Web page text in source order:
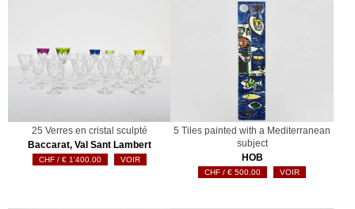
25 Verres en cristal sculpté
Baccarat, Val Sant Lambert
€1'400.00 VOIR
5 Tiles painted with a Mediterranean
subject
HOB
€ 500.00 VOIR